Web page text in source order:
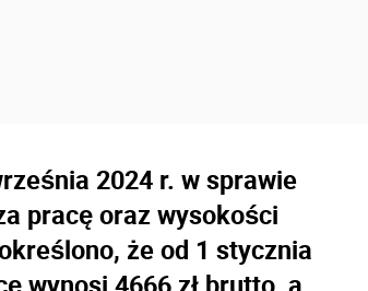
2024 r. w sprawie
pracę oraz wysokości
że od 1 stycznia